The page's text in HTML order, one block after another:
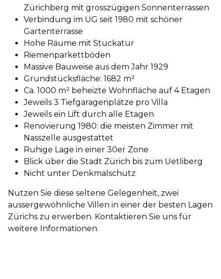
Zürichberg mit grosszügigen Sonnenterrassen
Verbindung im UG seit 1980 mit schöner
Gartenterrasse
Hohe Räume mit Stuckatur
Riemenparkettböden
Massive Bauweise aus dem Jahr 1929
Grundstücksfläche: 1682 m²
Ca. 1000 m² beheizte Wohnfläche auf 4 Etagen
Jeweils 3 Tiefgaragenplätze pro Villa
Jeweils ein Lift durch alle Etagen
Renovierung 1980: die meisten Zimmer mit
Nasszelle ausgestattet
Ruhige Lage in einer 30er Zone
Blick über die Stadt Zürich bis zum Uetliberg
Nicht unter Denkmalschutz
Nutzen Sie diese seltene Gelegenheit, zwei
aussergewöhnliche Villen in einer der besten Lagen
Zürichs zu erwerben. Kontaktieren Sie uns für
weitere Informationen.